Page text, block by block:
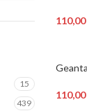
15
439
110,00
110,00